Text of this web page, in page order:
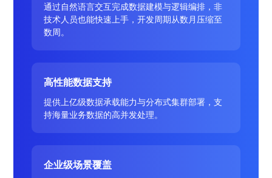
通过自然语言交互完成数据建模与逻辑编排，非
技术人员也能快速上手，开发周期从数月压缩至
数周。
高性能数据支持
提供上亿级数据承载能力与分布式集群部署，支
持海量业务数据的高并发处理。
企业级场景覆盖